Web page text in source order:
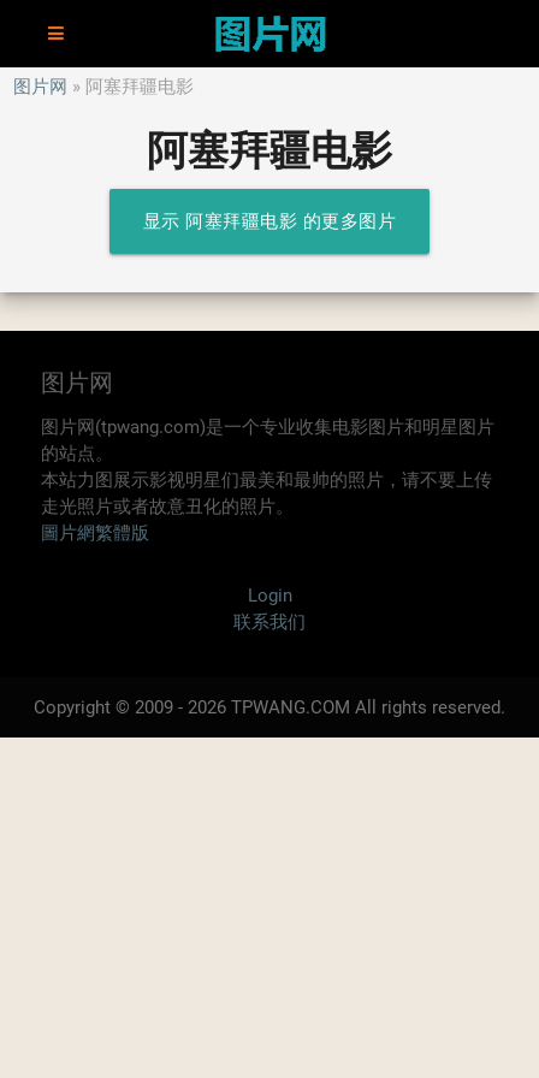
图片网 阿塞拜疆电影
阿塞拜疆电影
显示 阿塞拜疆电影 的更多图片
图片网
图片网(tpwang.com)是一个专业收集电影图片和明星图片
的站点。
本站力图展示影视明星们最美和最帅的照片，请不要上传
走光照片或者故意丑化的照片。
圖片網繁體版
Login
联系我们
Copyright © 2009 - 2026 TPWANG.COM All rights reserved.